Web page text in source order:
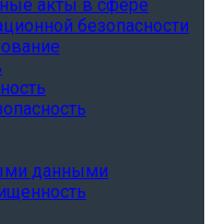
акты в сфере
безопасности
данными